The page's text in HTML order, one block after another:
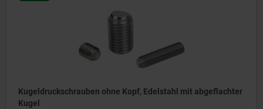
Kugeldruckschrauben ohne Kopf, Edelstahl mit abgeflachter
Kugel